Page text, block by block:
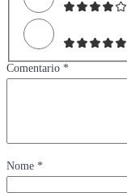
Comentario *
Nome *